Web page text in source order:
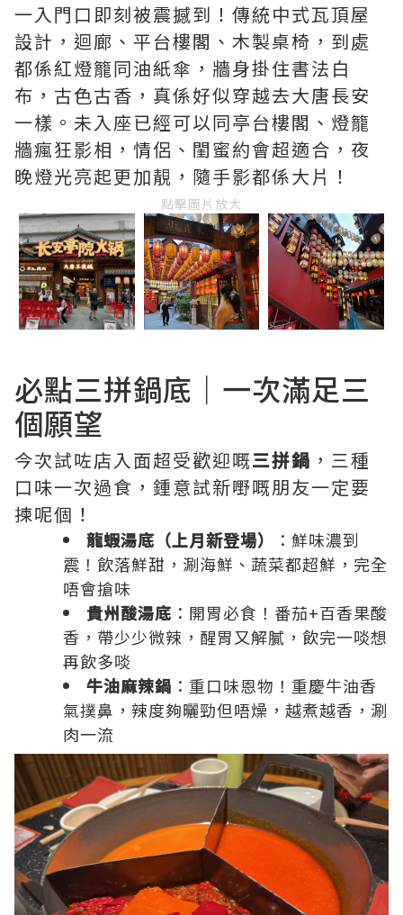
一入門口即刻被震撼到！傳統中式瓦頂屋
設計，迴廊、平台樓閣、木製桌椅，到處
都係紅燈籠同油紙傘，牆身掛住書法白
布，古色古香，真係好似穿越去大唐長安
一樣。未入座已經可以同亭台樓閣、燈籠
牆瘋狂影相，情侶、閨蜜約會超適合，夜
晚燈光亮起更加靚，隨手影都係大片！
點擊圖片放大
必點三拼鍋底｜一次滿足三
個願望
今次試咗店入面超受歡迎嘅三拼鍋 ，三種
口味一次過食，鍾意試新嘢嘅朋友一定要
揀呢個！
龍蝦湯底（上月新登場）
：鮮味濃到
震！飲落鮮甜，涮海鮮、蔬菜都超鮮，完全
唔會搶味
貴州酸湯底 ：開胃必食！番茄+百香果酸
香，帶少少微辣，醒胃又解膩，飲完一啖想
再飲多啖
牛油麻辣鍋 ：重口味恩物！重慶牛油香
氣撲鼻，辣度夠曬勁但唔燥，越煮越香，涮
肉一流